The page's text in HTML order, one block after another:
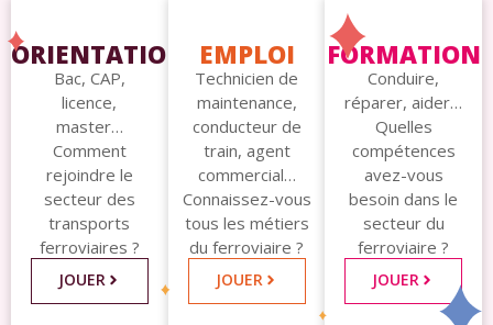
ORIENTATION
Bac, CAP,
licence,
master…
Comment
rejoindre le
secteur des
transports
ferroviaires ?
JOUER
EMPLOI
Technicien de
maintenance,
conducteur de
train, agent
commercial…
Connaissez-vous
tous les métiers
du ferroviaire ?
JOUER
FORMATION
Conduire,
réparer, aider…
Quelles
compétences
avez-vous
besoin dans le
secteur du
ferroviaire ?
JOUER